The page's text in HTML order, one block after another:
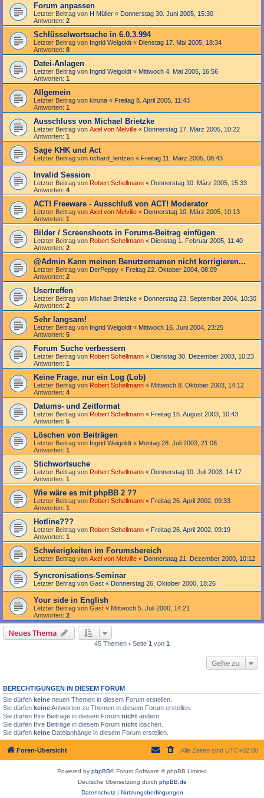
Forum anpassen
Letzter Beitrag von H Müller « Donnerstag 30. Juni 2005, 15:30
Antworten: 2
Schlüsselwortsuche in 6.0.3.994
Letzter Beitrag von Ingrid Weigoldt « Dienstag 17. Mai 2005, 18:34
Antworten: 8
Datei-Anlagen
Letzter Beitrag von Ingrid Weigoldt « Mittwoch 4. Mai 2005, 16:56
Antworten: 1
Allgemein
Letzter Beitrag von kiruna « Freitag 8. April 2005, 11:43
Antworten: 1
Ausschluss von Michael Brietzke
Letzter Beitrag von Axel von Melville « Donnerstag 17. März 2005, 10:22
Antworten: 1
Sage KHK und Act
Letzter Beitrag von richard_lentzen « Freitag 11. März 2005, 08:43
Invalid Session
Letzter Beitrag von Robert Schellmann « Donnerstag 10. März 2005, 15:33
Antworten: 4
ACT! Freeware - Ausschluß von ACT! Moderator
Letzter Beitrag von Axel von Melville « Donnerstag 10. März 2005, 10:13
Antworten: 1
Bilder / Screenshoots in Forums-Beitrag einfügen
Letzter Beitrag von Robert Schellmann « Dienstag 1. Februar 2005, 11:40
Antworten: 2
@Admin Kann meinen Benutzernamen nicht korrigieren...
Letzter Beitrag von DerPeppy « Freitag 22. Oktober 2004, 08:09
Antworten: 2
Usertreffen
Letzter Beitrag von Michael Brietzke « Donnerstag 23. September 2004, 10:30
Antworten: 2
Sehr langsam!
Letzter Beitrag von Ingrid Weigoldt « Mittwoch 16. Juni 2004, 23:25
Antworten: 5
Forum Suche verbessern
Letzter Beitrag von Robert Schellmann « Dienstag 30. Dezember 2003, 10:23
Antworten: 1
Keine Frage, nur ein Log (Lob)
Letzter Beitrag von Robert Schellmann « Mittwoch 8. Oktober 2003, 14:12
Antworten: 4
Datums- und Zeitformat
Letzter Beitrag von Robert Schellmann « Freitag 15. August 2003, 10:43
Antworten: 5
Löschen von Beiträgen
Letzter Beitrag von Ingrid Weigoldt « Montag 28. Juli 2003, 21:08
Antworten: 1
Stichwortsuche
Letzter Beitrag von Robert Schellmann « Donnerstag 10. Juli 2003, 14:17
Antworten: 1
Wie wäre es mit phpBB 2 ??
Letzter Beitrag von Robert Schellmann « Freitag 26. April 2002, 09:33
Antworten: 1
Hotline???
Letzter Beitrag von Robert Schellmann « Freitag 26. April 2002, 09:19
Antworten: 1
Schwierigkeiten im Forumsbereich
Letzter Beitrag von Axel von Melville « Donnerstag 21. Dezember 2000, 10:12
Syncronisations-Seminar
Letzter Beitrag von Gast « Donnerstag 26. Oktober 2000, 18:26
Your side in English
Letzter Beitrag von Gast « Mittwoch 5. Juli 2000, 14:21
Antworten: 2
Neues Thema
45 Themen • Seite 1 von 1
Gehe zu
BERECHTIGUNGEN IN DIESEM FORUM
Sie dürfen keine neuen Themen in diesem Forum erstellen.
Sie dürfen keineAntworten zu Themen in diesem Forum erstellen.
Sie dürfen Ihre Beiträge in diesem Forum nicht ändern.
Sie dürfen Ihre Beiträge in diesem Forum nicht löschen.
Sie dürfen keine Dateianhänge in diesem Forum erstellen.
Foren-Übersicht Alle Zeiten sind UTC+02:00
Powered by phpBB® Forum Software © phpBB Limited
Deutsche Übersetzung durch phpBB.de
Datenschutz| Nutzungsbedingungen